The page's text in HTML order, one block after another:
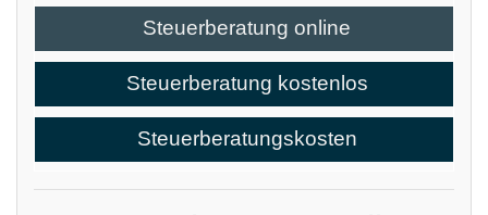
Steuerberatung online
Steuerberatung kostenlos
Steuerberatungskosten